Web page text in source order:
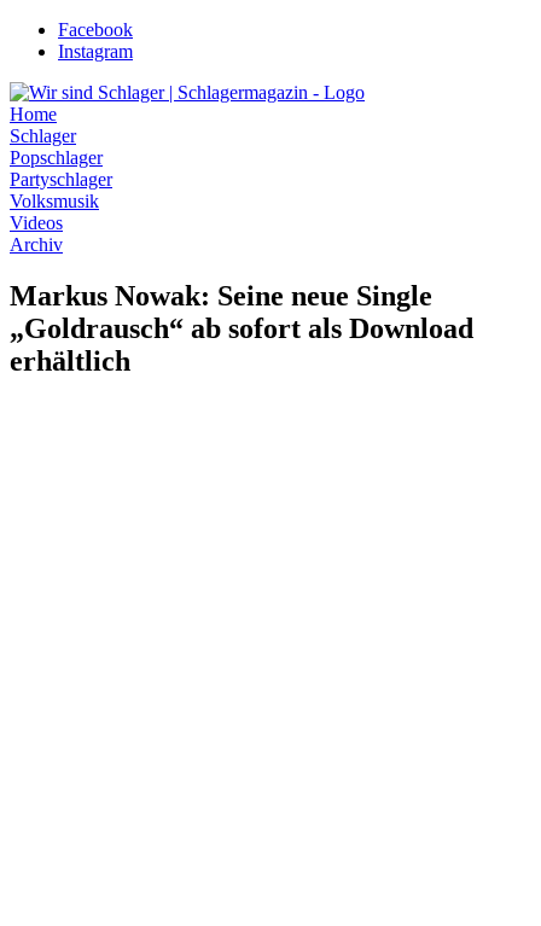
Zum
Inhalt
Facebook
Instagram
Home
Schlager
Popschlager
Partyschlager
Volksmusik
Videos
Archiv
Markus Nowak: Seine neue Single
„Goldrausch“ ab sofort als Download
erhältlich